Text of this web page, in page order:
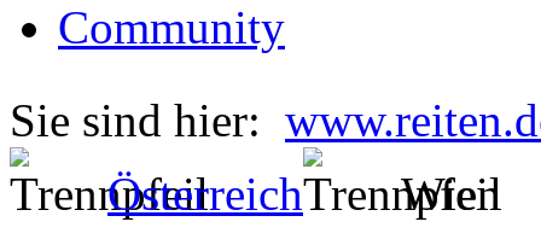
Community
Sie sind hier:
Österreich
Wien